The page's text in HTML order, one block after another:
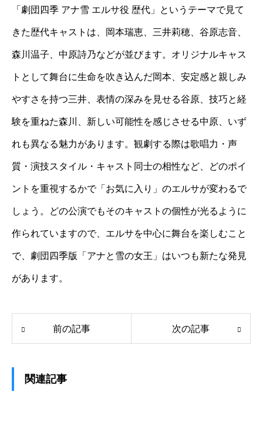
「劇団四季 アナ雪 エルサ役 歴代」というテーマで見て
きた歴代キャストは、岡本瑞恵、三井莉穂、谷原志音、
森川温子、中原詩乃などが並びます。オリジナルキャス
トとして舞台に生命を吹き込んだ岡本、安定感と親しみ
やすさを持つ三井、表情の深みを見せる谷原、技巧と経
験を重ねた森川、新しい可能性を感じさせる中原、いず
れも異なる魅力があります。観劇する際は歌唱力・声
質・演技スタイル・キャスト同士の相性など、どのポイ
ントを重視するかで「お気に入り」のエルサが変わるで
しょう。どの公演でもそのキャストの個性が光るように
作られていますので、エルサを中心に舞台を楽しむこと
で、劇団四季版「アナと雪の女王」はいつも新たな発見
があります。
前の記事 次の記事
関連記事